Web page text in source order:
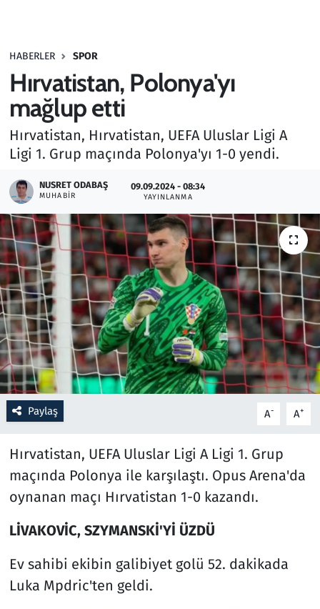
HABERLER SPOR
Hırvatistan, Polonya'yı
mağlup etti
Hırvatistan, Hırvatistan, UEFA Uluslar Ligi A
Ligi 1. Grup maçında Polonya'yı 1-0 yendi.
NUSRET ODABAŞ
MUHABIR
09.09.2024 - 08:34
YAYINLANMA
Paylaş A- A+
Hırvatistan, UEFA Uluslar Ligi A Ligi 1. Grup
maçında Polonya ile karşılaştı. Opus Arena'da
oynanan maçı Hırvatistan 1-0 kazandı.
LİVAKOVİC, SZYMANSKİ'Yİ ÜZDÜ
Ev sahibi ekibin galibiyet golü 52. dakikada
Luka Mpdric'ten geldi.
Haber
Kültür Sanat
Kurumsal Haberler
Otomobil
Oyun
Ramazan
Resmi İlanlar
Rüya Tabirleri
Sağlık
Savunma Sanayi
Seçim 2023
Spor
Teknoloji ve Bilim